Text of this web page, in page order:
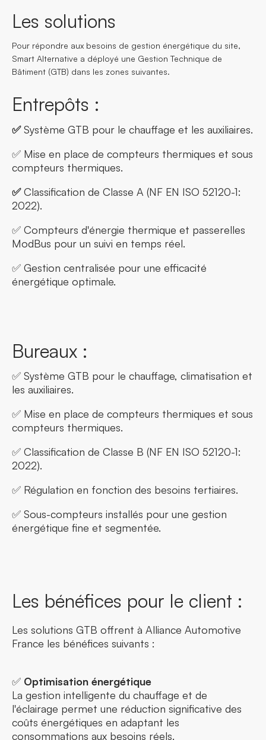
Les solutions
Pour répondre aux besoins de gestion énergétique du site,
Smart Alternative a déployé une Gestion Technique de
Bâtiment (GTB) dans les zones suivantes.
Entrepôts :
✅Système GTB pour le chauffage et les auxiliaires.
✅ Mise en place de compteurs thermiques et sous
compteurs thermiques.
✅Classification de Classe A (NF EN ISO 52120-1:
2022).
✅ Compteurs d'énergie thermique et passerelles
ModBus pour un suivi en temps réel.
✅ Gestion centralisée pour une efficacité
énergétique optimale.
Bureaux :
✅ Système GTB pour le chauffage, climatisation et
les auxiliaires.
✅ Mise en place de compteurs thermiques et sous
compteurs thermiques.
✅ Classification de Classe B (NF EN ISO 52120-1:
2022).
✅ Régulation en fonction des besoins tertiaires.
✅ Sous-compteurs installés pour une gestion
énergétique fine et segmentée.
Les bénéfices pour le client :
Les solutions GTB offrent à Alliance Automotive
France les bénéfices suivants :
✅ Optimisation énergétique
La gestion intelligente du chauffage et de
l'éclairage permet une réduction significative des
coûts énergétiques en adaptant les
consommations aux besoins réels.